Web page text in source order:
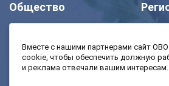
Общество
Шоу
Моя школа Авто
Вместе с нашими партнерами сайт
cookie, чтобы обеспечить должную
и реклама отвечали вашим интересам.